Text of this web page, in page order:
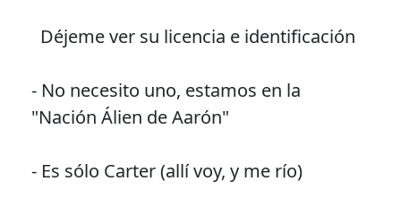
Déjeme ver su licencia e identificación
- No necesito uno, estamos en la
"Nación Álien de Aarón"
- Es sólo Carter (allí voy, y me río)